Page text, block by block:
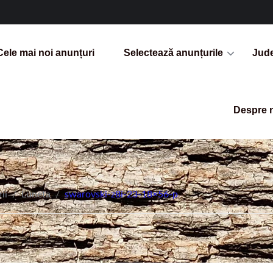
mai noi anunțuri Selectează anunțurile
Despre
/ Luneta / swarovski-z8i-23-18×56-p